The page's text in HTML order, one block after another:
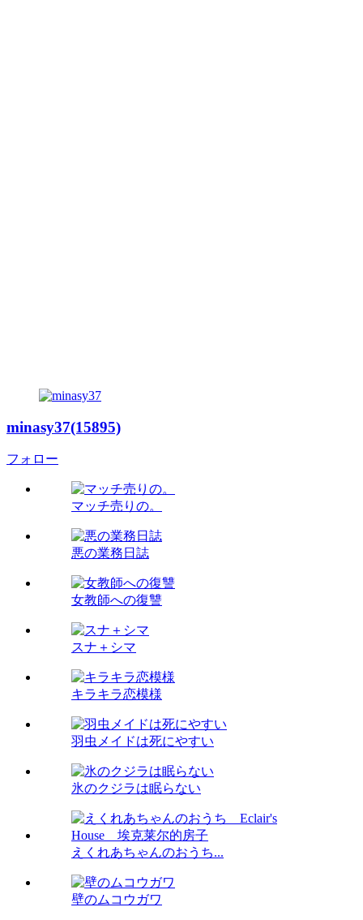
minasy37(15895)
フォロー
マッチ売りの。
悪の業務日誌
女教師への復讐
スナ＋シマ
キラキラ恋模様
羽虫メイドは死にやすい
氷のクジラは眠らない
えくれあちゃんのおうち...
壁のムコウガワ